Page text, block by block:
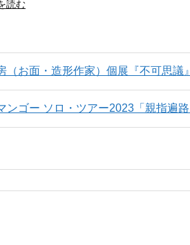
読む
（お面・造形作家）個展『不可思議
ンゴー ソロ・ツアー2023「親指遍